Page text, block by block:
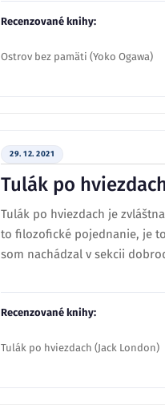
Recenzované knihy:
Ostrov bez pamäti (Yoko Ogawa)
29. 12. 2021
Tulák po
Tulák po hviezdach je
to filozofické pojednanie, je
som nachádzal v sekcii
Recenzované knihy:
Tulák po hviezdach (Jack London)